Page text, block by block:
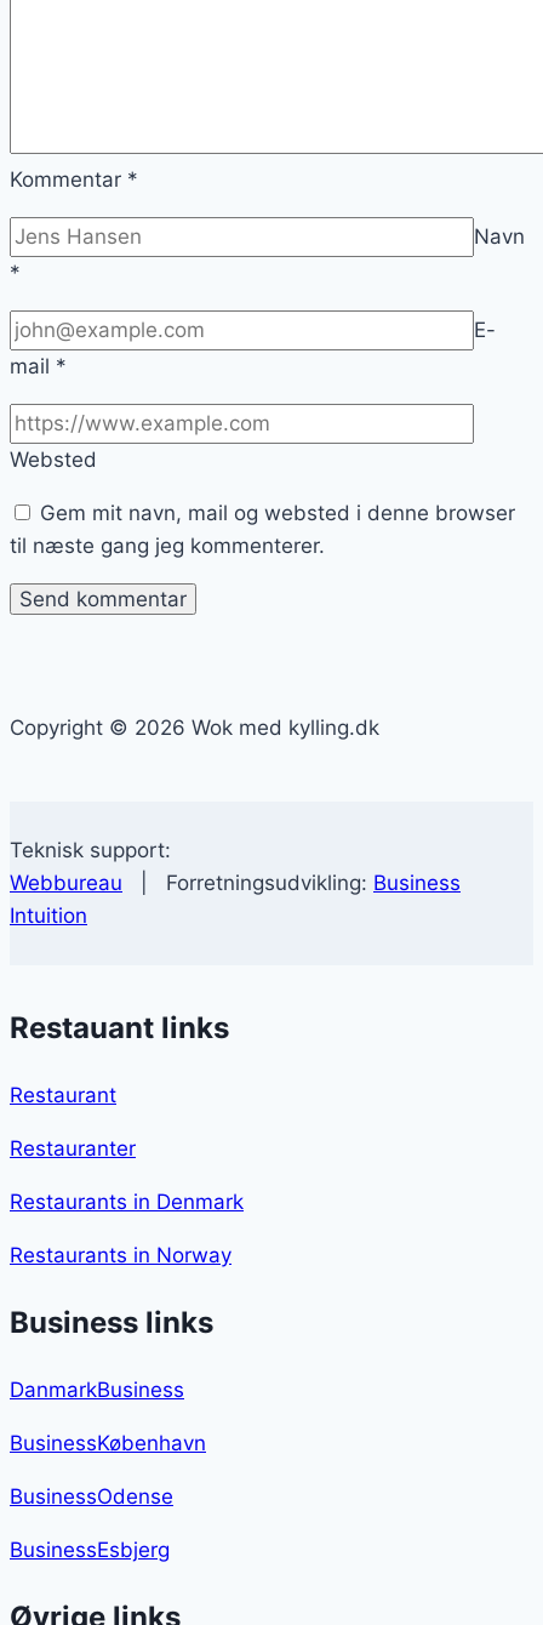
Kommentar *
Navn
*
E-
mail *
Websted
Gem mit navn, mail og websted i denne browser
til næste gang jeg kommenterer.
Copyright © 2026 Wok med kylling.dk
Teknisk support:
Webbureau | Forretningsudvikling: Business
Intuition
Restauant links
Restaurant
Restauranter
Restaurants in Denmark
Restaurants in Norway
Business links
DanmarkBusiness
BusinessKøbenhavn
BusinessOdense
BusinessEsbjerg
Øvrige links